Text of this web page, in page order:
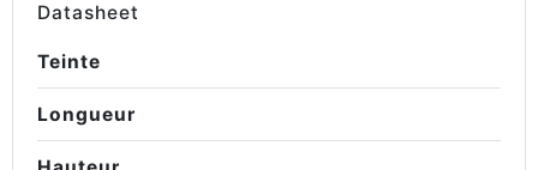
Datasheet
Teinte
Longueur